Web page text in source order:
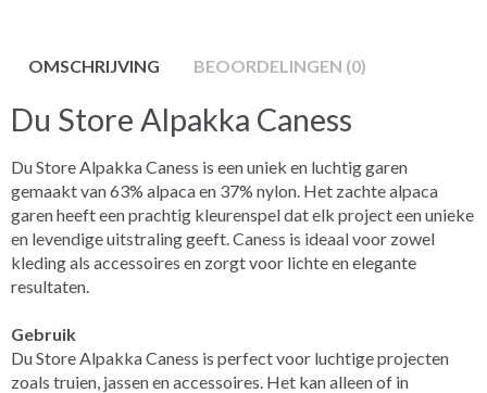
OMSCHRIJVING BEOORDELINGEN (0)
Du Store Alpakka Caness
Du Store Alpakka Caness is een uniek en luchtig garen
gemaakt van 63% alpaca en 37% nylon. Het zachte alpaca
garen heeft een prachtig kleurenspel dat elk project een unieke
en levendige uitstraling geeft. Caness is ideaal voor zowel
kleding als accessoires en zorgt voor lichte en elegante
resultaten.
Gebruik
Du Store Alpakka Caness is perfect voor luchtige projecten
zoals truien, jassen en accessoires. Het kan alleen of in